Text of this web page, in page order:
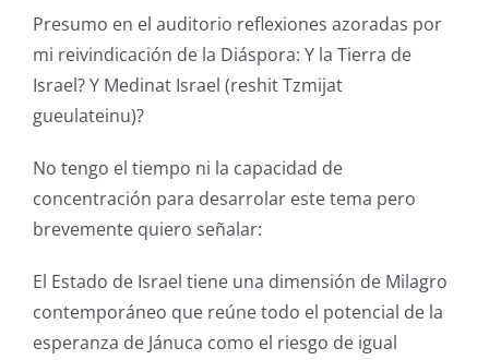
Presumo en el auditorio reflexiones azoradas por
mi reivindicación de la Diáspora: Y la Tierra de
Israel? Y Medinat Israel (reshit Tzmijat
gueulateinu)?
No tengo el tiempo ni la capacidad de
concentración para desarrolar este tema pero
brevemente quiero señalar:
El Estado de Israel tiene una dimensión de Milagro
contemporáneo que reúne todo el potencial de la
esperanza de Jánuca como el riesgo de igual